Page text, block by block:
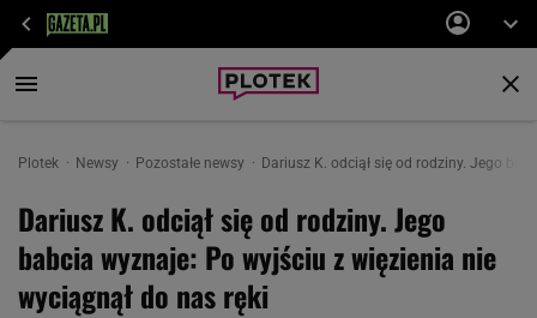
Plotek Newsy Pozostałe newsy Dariusz K. odciął się od rodziny. Jego
Dariusz K. odciął się od rodziny. Jego
babcia wyznaje: Po wyjściu z więzienia nie
wyciągnął do nas ręki